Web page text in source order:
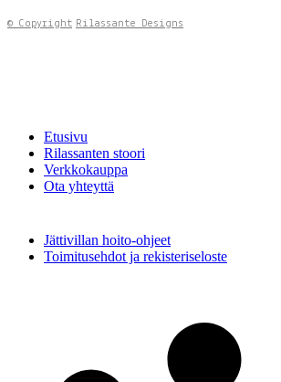
© Copyright Rilassante Designs
Etusivu
Rilassanten stoori
Verkkokauppa
Ota yhteyttä
Jättivillan hoito-ohjeet
Toimitusehdot ja rekisteriseloste